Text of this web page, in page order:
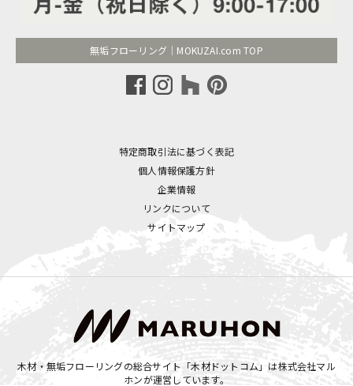
無垢フローリング｜MOKUZAI.com TOP
特定商取引法に基づく表記
個人情報保護方針
企業情報
リンクについて
サイトマップ
木材・無垢フローリングの総合サイト「木材ドットコム」は株式会社マル
ホンが運営しています。